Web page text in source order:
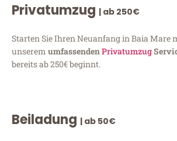
Privatumzug | ab 250€
Starten Sie Ihren Neuanfang in Baia Mare
unserem umfassendenPrivatumzug
bereits ab 250€ beginnt.
Beiladung | ab 50€